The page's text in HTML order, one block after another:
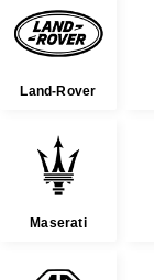
Land-Rover
Maserati